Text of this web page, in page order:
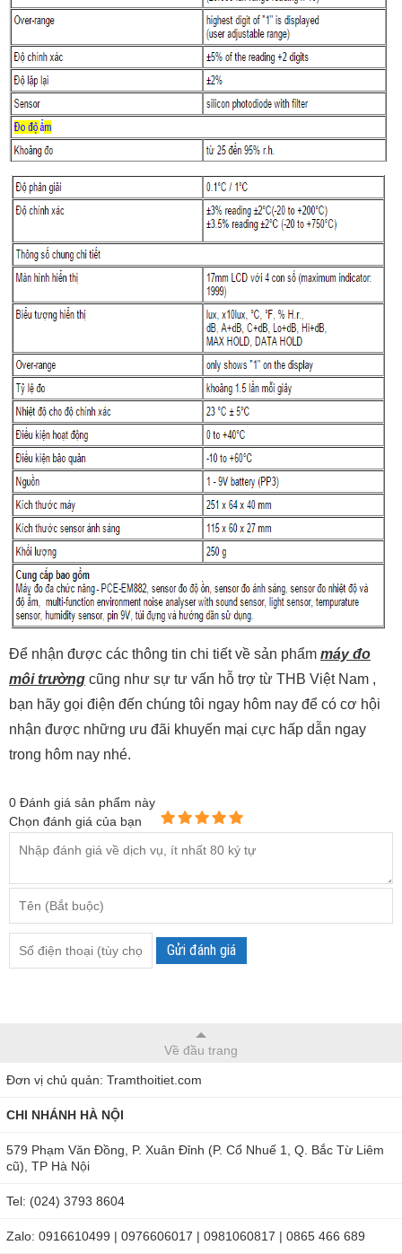
Để nhận được các thông tin chi tiết về sản phẩm máy đo
môi trường cũng như sự tư vấn hỗ trợ từ THB Việt Nam ,
bạn hãy gọi điện đến chúng tôi ngay hôm nay để có cơ hội
nhận được những ưu đãi khuyến mại cực hấp dẫn ngay
trong hôm nay nhé.
0 Đánh giá sản phẩm này
Chọn đánh giá của bạn
Gửi đánh giá
Về đầu trang
Đơn vị chủ quản: Tramthoitiet.com
CHI NHÁNH HÀ NỘI
579 Phạm Văn Đồng, P. Xuân Đỉnh (P. Cổ Nhuế 1, Q. Bắc Từ Liêm
cũ), TP Hà Nội
Tel: (024) 3793 8604
Zalo: 0916610499 | 0976606017 | 0981060817 | 0865 466 689